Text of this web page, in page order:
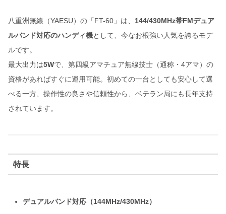
八重洲無線（YAESU）の「FT-60」は、 144/430MHz帯FMデュア
ルバンド対応のハンディ機として、今なお根強い人気を誇るモデ
ルです。
最大出力は5Wで、第四級アマチュア無線技士（通称・4アマ）の
資格があればすぐに運用可能。初めての一台としても安心して選
べる一方、操作性の良さや信頼性から、ベテラン局にも長年支持
されています。
特長
デュアルバンド対応（144MHz/430MHz）